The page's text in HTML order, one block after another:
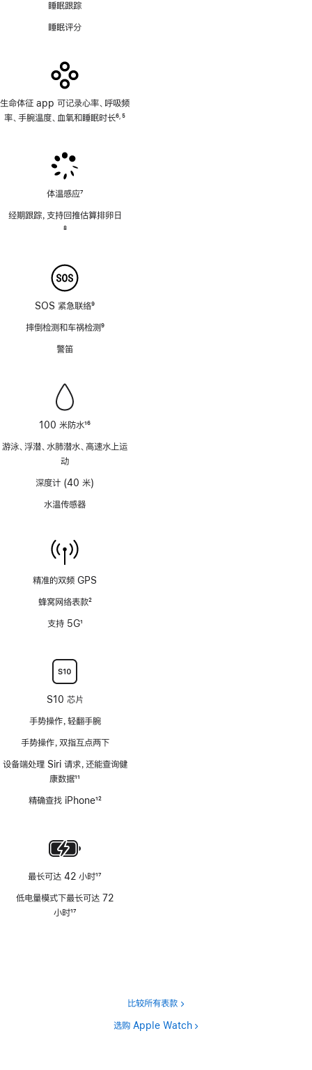
睡眠跟踪
睡眠评分
生命体征 app 可记录心率、呼吸频
率、手腕温度、血氧和睡眠时长6 5
体温感应7
经期跟踪，支持回推估算排卵日
8
SOS 紧急联络9
摔倒检测和车祸检测9
警笛
100 米防水16
游泳、浮潜、水肺潜水、高速水上运
动
深度计 (40 米)
水温传感器
精准的双频 GPS
蜂窝网络表款2
支持 5G1
S10 芯片
手势操作，轻翻手腕
手势操作，双指互点两下
设备端处理 Siri 请求，还能查询健
康数据11
精确查找 iPhone12
最长可达 42 小时17
低电量模式下最长可达 72
小时17
比较所有表款
选购 Apple Watch